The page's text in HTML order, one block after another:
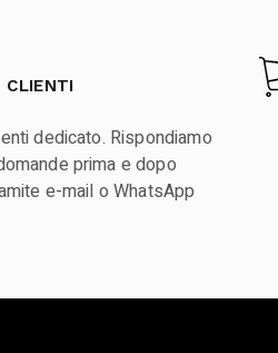
CLIENTI
dedicato. Rispondiamo
prima e dopo
e-mail o WhatsApp